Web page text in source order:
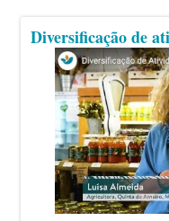
Diversificação de